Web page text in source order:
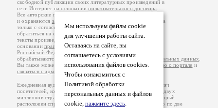
Мы используем файлы cookie
для улучшения работы сайта.
Оставаясь на сайте, вы
соглашаетесь с условиями
использования файлов cookies.
Чтобы ознакомиться с
Политикой обработки
персональных данных и файлов
cookie, нажмите здесь.
свободной публикации своих литературных произведений в
сети Интернет на основаниипользовательского договора
Все авторские права на произведения принадлежат авторам
и охраняются законом
. Перепечатка произведений возможна
только с согласия его автора, к которому вы можете
обратиться на его авторской странице. Ответственность за
тексты произведений авторы несут самостоятельно на
основанииправил публикацииизаконодательства
Российской Федерации
обрабатываются на основанииПолитики обработки персональных данных
Вы также можете посмотреть более подробнуюинформацию о портале и
связаться с администрацией
Ежедневная аудитория портала Стихи.ру – порядка 200 тысяч
посетителей, которые в общей сумме просматривают более двух
миллионов страниц по данным счетчика посещаемости, который
расположен справа от этого текста. В каждой графе указано по две